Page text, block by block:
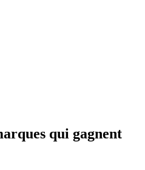
qui gagnent